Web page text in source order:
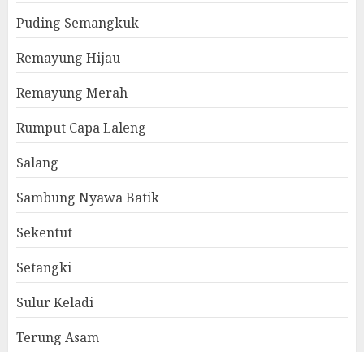
Puding Semangkuk
Remayung Hijau
Remayung Merah
Rumput Capa Laleng
Salang
Sambung Nyawa Batik
Sekentut
Setangki
Sulur Keladi
Terung Asam